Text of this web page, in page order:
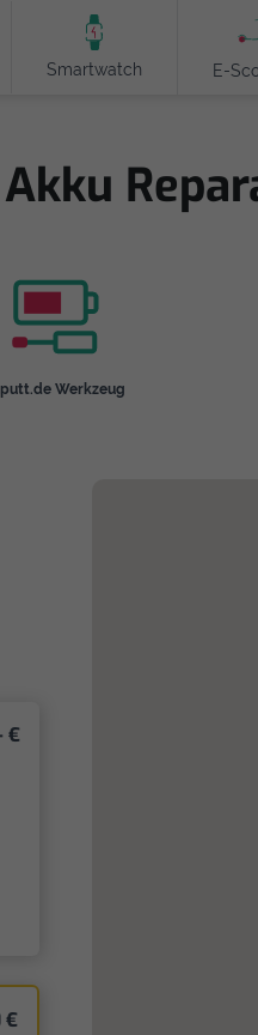
Smartwatch E-
Werkzeug
€
€